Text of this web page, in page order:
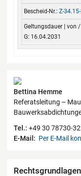
Z-
G: 16.04.2031
Kontaktdaten
Bettina Hemme
Referatsleitung –
Tel.: +49 30 78730-
E-Mail: Per E-Mail
Rechtsgrundlagen